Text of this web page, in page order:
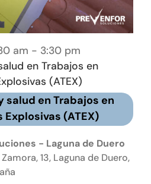
am - 3:30 pm
en Trabajos en
(ATEX)
salud en Trabajos en
(ATEX)
- Laguna de Duero
13, Laguna de Duero,